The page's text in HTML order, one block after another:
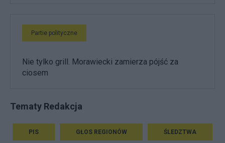
Partie polityczne
Nie tylko grill. Morawiecki zamierza pójść za
ciosem
Tematy Redakcja
PIS GŁOS REGIONÓW ŚLEDZTWA